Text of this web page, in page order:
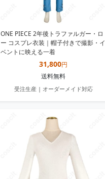
ONE PIECE 2年後トラファルガー・ロ
ー コスプレ衣装｜帽子付きで撮影・イ
ベントに映える一着
31,800円
送料無料
受注生産 | オーダーメイド対応